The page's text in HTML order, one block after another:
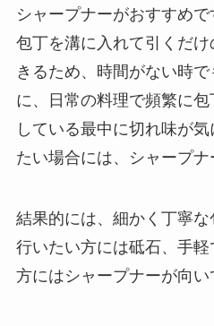
シャープナーがおすすめで
包丁を溝に入れて引くだ
きるため、時間がない時
に、日常の料理で頻繁に
している最中に切れ味が
たい場合には、シャープナ
結果的には、細かく丁寧
行いたい方には砥石、手
方にはシャープナーが向い